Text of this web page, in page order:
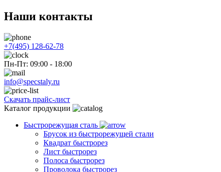
Наши контакты
+7(495) 128-62-78
Пн-Пт: 09:00 - 18:00
info@specstaly.ru
Скачать прайс-лист
Каталог продукции
Быстрорежущая сталь
Брусок из быстрорежущей стали
Квадрат быстрорез
Лист быстрорез
Полоса быстрорез
Проволока быстрорез